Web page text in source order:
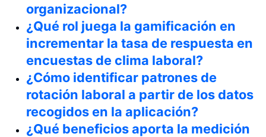
organizacional?
¿Qué rol juega la gamificación en
incrementar la tasa de respuesta en
encuestas de clima laboral?
¿Cómo identificar patrones de
rotación laboral a partir de los datos
recogidos en la aplicación?
¿Qué beneficios aporta la medición